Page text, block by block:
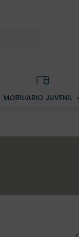
MOBILIARIO JUVENIL